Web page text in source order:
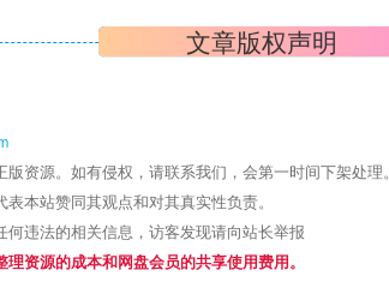
文章版权声明
资源。如有侵权，请联系我们，会第一时间下架处理。
本站赞同其观点和对其真实性负责。
违法的相关信息，访客发现请向站长举报
资源的成本和网盘会员的共享使用费用。